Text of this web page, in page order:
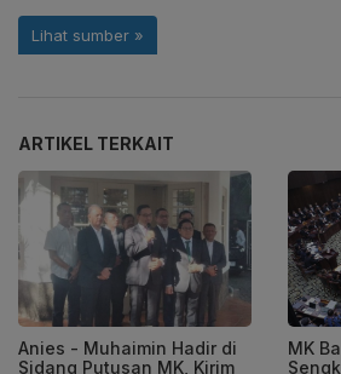
ARTIKEL TERKAIT
Anies - Muhaimin Hadir di
Sidang Putusan MK, Kirim
MK